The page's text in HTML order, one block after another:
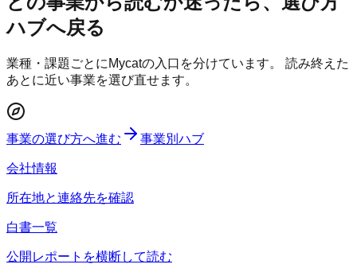
ハブへ戻る
業種・課題ごとにMycatの入口を分けています。 読み終えた
あとに近い事業を選び直せます。
事業の選び方へ進む 事業別ハブ
会社情報
所在地と連絡先を確認
白書一覧
公開レポートを横断して読む